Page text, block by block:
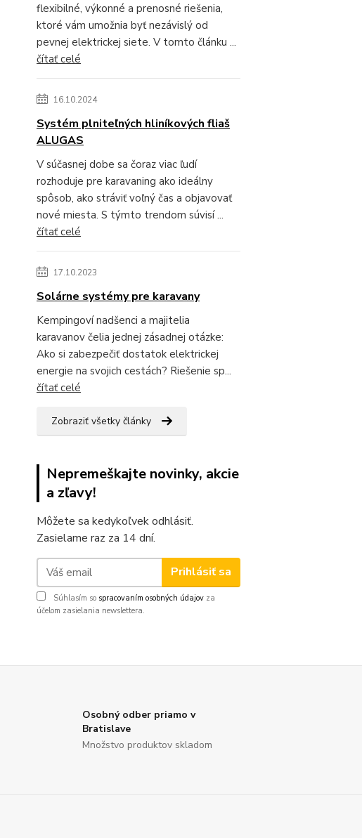
flexibilné, výkonné a prenosné riešenia,
ktoré vám umožnia byť nezávislý od
pevnej elektrickej siete. V tomto článku ...
čítať celé
16.10.2024
Systém plniteľných hliníkových fliaš
ALUGAS
V súčasnej dobe sa čoraz viac ľudí
rozhoduje pre karavaning ako ideálny
spôsob, ako stráviť voľný čas a objavovať
nové miesta. S týmto trendom súvisí ...
čítať celé
17.10.2023
Solárne systémy pre karavany
Kempingoví nadšenci a majitelia
karavanov čelia jednej zásadnej otázke:
Ako si zabezpečiť dostatok elektrickej
energie na svojich cestách? Riešenie sp...
čítať celé
Zobraziť všetky články
Nepremeškajte novinky, akcie
a zľavy!
Môžete sa kedykoľvek odhlásiť.
Zasielame raz za 14 dní.
Prihlásiť sa
Súhlasím so spracovaním osobných údajov za
účelom zasielania newslettera.
Osobný odber priamo v
Bratislave
Množstvo produktov skladom